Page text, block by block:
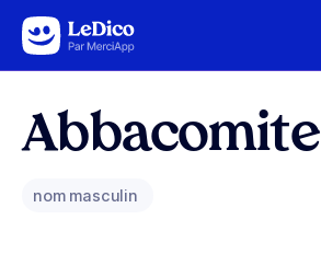
Aller au contenu
Abbacomite
nom masculin